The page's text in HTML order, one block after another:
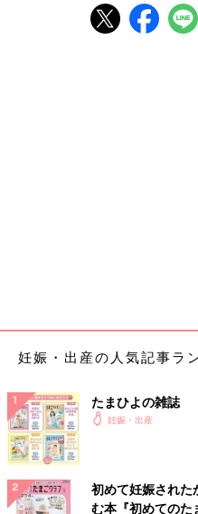
妊娠・出産の人気記事ラ
たまひよの雑誌
妊娠・出産
初めて妊娠された
む本『初めてのた